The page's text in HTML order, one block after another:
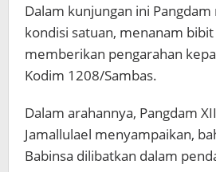
Dalam kunjungan ini
kondisi satuan, menanam
memberikan pengarahan
Kodim 1208/Sambas.
Dalam arahannya, Pangdam
Jamallulael menyampaikan,
Babinsa dilibatkan dalam